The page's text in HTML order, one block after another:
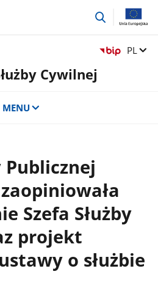
przejdź
Zmień
PL
Cywilnej
MENU
Publicznej
Szefa Służby
projekt
o służbie